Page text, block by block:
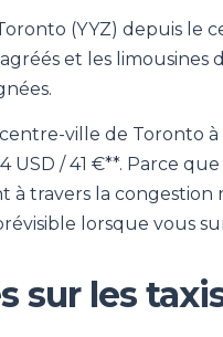
(YYZ) depuis le
et les
ville de Toronto
USD / 41 €**. Parce
travers la congestion
lorsque vous
sur les